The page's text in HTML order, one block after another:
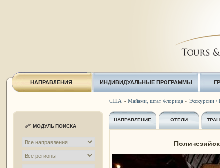
НАПРАВЛЕНИЯ ИНДИВИДУАЛЬНЫЕ ПРОГРАММЫ
МОДУЛЬ ПОИСКА
США » Майами, штат Флорида » Экскурсии /
НАПРАВЛЕНИЕ ОТЕЛИ